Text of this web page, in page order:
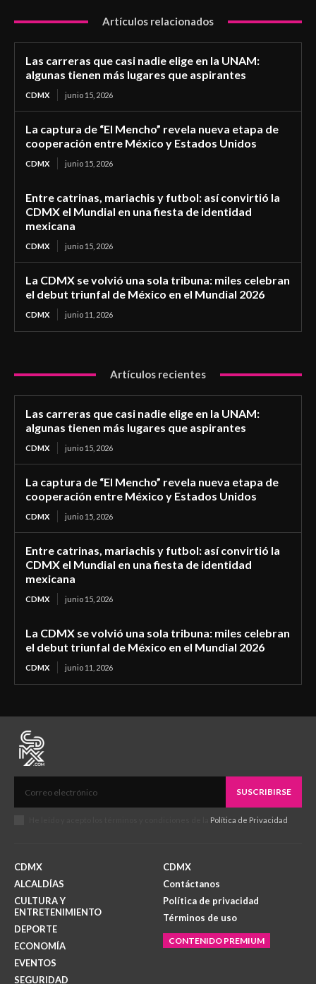
Artículos relacionados
Las carreras que casi nadie elige en la UNAM:
algunas tienen más lugares que aspirantes
CDMX junio 15, 2026
La captura de “El Mencho” revela nueva etapa de
cooperación entre México y Estados Unidos
CDMX junio 15, 2026
Entre catrinas, mariachis y futbol: así convirtió la
CDMX el Mundial en una fiesta de identidad
mexicana
CDMX junio 15, 2026
La CDMX se volvió una sola tribuna: miles celebran
el debut triunfal de México en el Mundial 2026
CDMX junio 11, 2026
Artículos recientes
Las carreras que casi nadie elige en la UNAM:
algunas tienen más lugares que aspirantes
CDMX junio 15, 2026
La captura de “El Mencho” revela nueva etapa de
cooperación entre México y Estados Unidos
CDMX junio 15, 2026
Entre catrinas, mariachis y futbol: así convirtió la
CDMX el Mundial en una fiesta de identidad
mexicana
CDMX junio 15, 2026
La CDMX se volvió una sola tribuna: miles celebran
el debut triunfal de México en el Mundial 2026
CDMX junio 11, 2026
SUSCRIBIRSE
Política de Privacidad
CDMX
ALCALDÍAS
CULTURA Y
ENTRETENIMIENTO
DEPORTE
ECONOMÍA
EVENTOS
SEGURIDAD
CDMX
Contáctanos
Política de privacidad
Términos de uso
CONTENIDO PREMIUM